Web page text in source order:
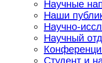
Научные
Наши
Научно-
Научный
Студент и